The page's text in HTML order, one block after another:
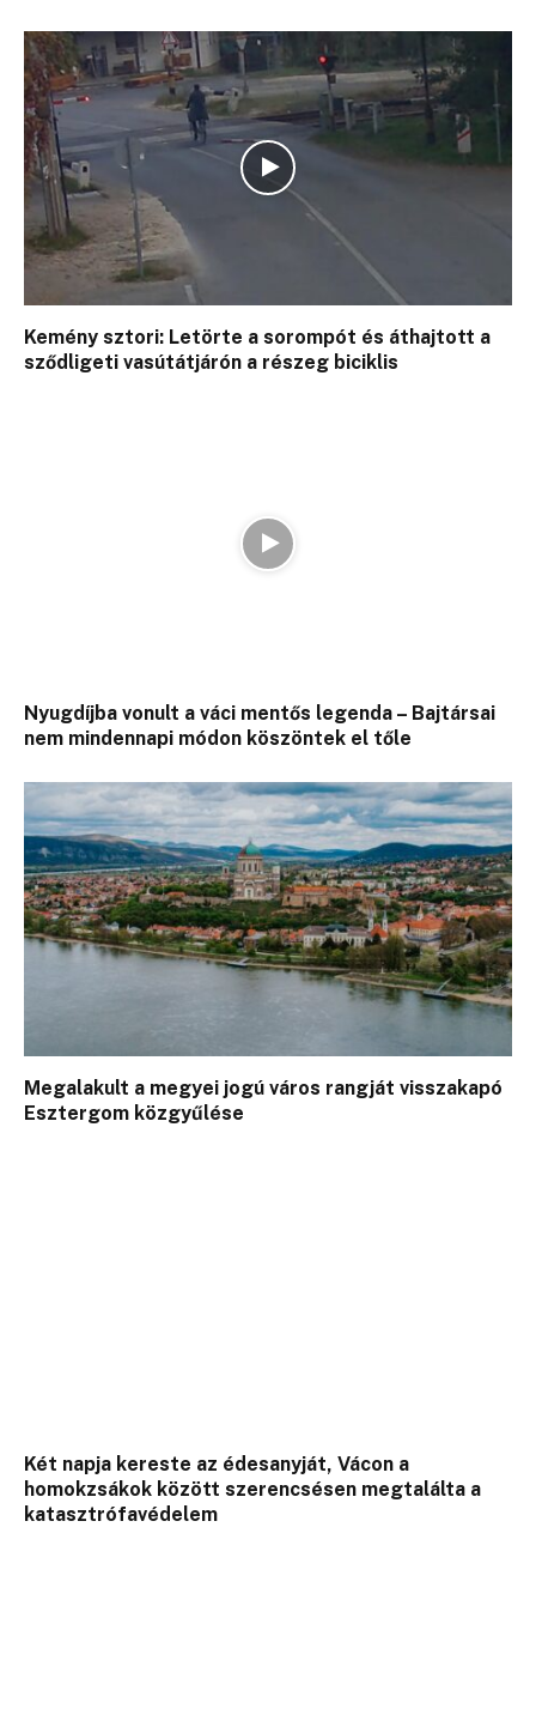
Kemény sztori: Letörte a sorompót és áthajtott a
sződligeti vasútátjárón a részeg biciklis
Nyugdíjba vonult a váci mentős legenda – Bajtársai
nem mindennapi módon köszöntek el tőle
Megalakult a megyei jogú város rangját visszakapó
Esztergom közgyűlése
Két napja kereste az édesanyját, Vácon a
homokzsákok között szerencsésen megtalálta a
katasztrófavédelem